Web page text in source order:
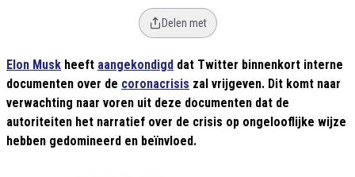
Delen met
Elon Musk heeft aangekondigd dat Twitter binnenkort interne
documenten over de coronacrisis zal vrijgeven. Dit komt naar
verwachting naar voren uit deze documenten dat de
autoriteiten het narratief over de crisis op ongelooflijke wijze
hebben gedomineerd en beïnvloed.